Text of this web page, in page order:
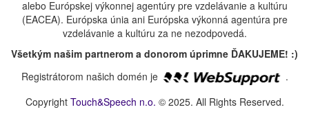
alebo Európskej výkonnej agentúry pre vzdelávanie a kultúru
(EACEA). Európska únia ani Európska výkonná agentúra pre
vzdelávanie a kultúru za ne nezodpovedá.
Všetkým našim partnerom a donorom úprimne ĎAKUJEME! :)
Registrátorom našich domén je
.
Copyright Touch&Speech n.o. © 2025. All Rights Reserved.